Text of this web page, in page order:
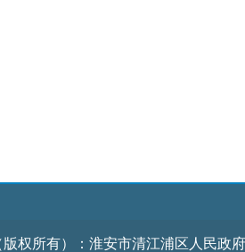
版权所有）：淮安市清江浦区人民